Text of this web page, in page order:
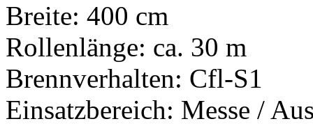
Breite: 400 cm
Rollenlänge: ca. 30 m
Brennverhalten: Cfl-S1
Einsatzbereich: Messe /